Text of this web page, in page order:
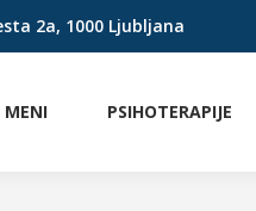
2a, 1000 Ljubljana
MENI PSIHOTERAPIJE